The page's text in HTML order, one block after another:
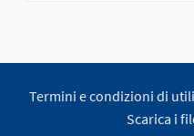
Termini e condizioni di
Scarica i